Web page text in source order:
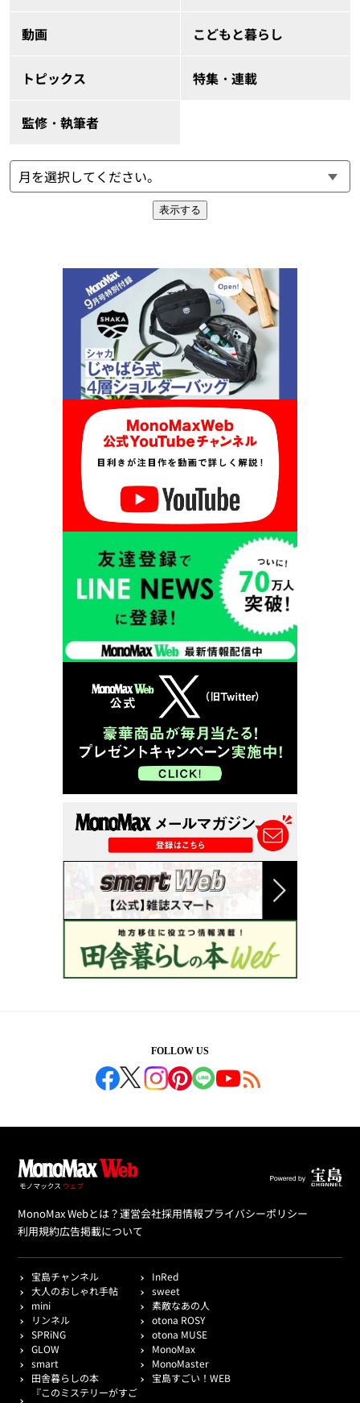
動画 こどもと暮らし
トピックス 特集・連載
監修・執筆者
表示する
FOLLOW US
MonoMax Webとは？運営会社採用情報プライバシーポリシー
利用規約広告掲載について
宝島チャンネル
InRed
大人のおしゃれ手帖
sweet
mini
素敵なあの人
リンネル
otona ROSY
SPRiNG
otona MUSE
GLOW
MonoMax
smart
MonoMaster
田舎暮らしの本
宝島すごい！WEB
『このミステリーがすご